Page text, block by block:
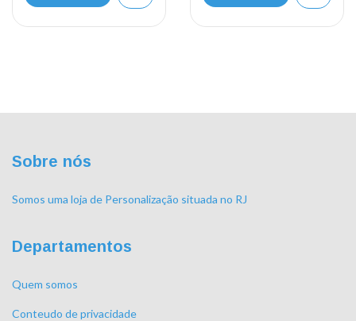
Sobre nós
Somos uma loja de Personalização situada no RJ
Departamentos
Quem somos
Conteudo de privacidade